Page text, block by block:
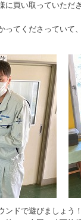
に買い取っていた
てくださっていて
ンドで遊びましょう！